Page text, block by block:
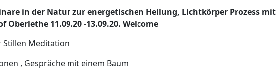
in der Natur zur energetischen Heilung, Lichtkörper Prozess mit
11.09.20 -13.09.20. Welcome
Stillen Meditation
, Gespräche mit einem Baum